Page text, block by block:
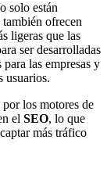
solo están
también ofrecen
ligeras que las
ser desarrolladas
las empresas y
usuarios.
los motores de
el SEO, lo que
más tráfico